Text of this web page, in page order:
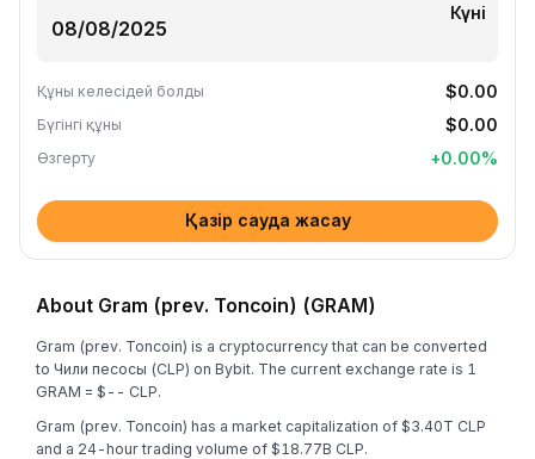
Күні
Құны келесідей болды $0.00
Бүгінгі құны $0.00
Өзгерту +0.00%
Қазір сауда жасау
About Gram (prev. Toncoin) (GRAM)
Gram (prev. Toncoin) is a cryptocurrency that can be converted
to Чили песосы (CLP) on Bybit. The current exchange rate is 1
GRAM = $-- CLP.
Gram (prev. Toncoin) has a market capitalization of $3.40T CLP
and a 24-hour trading volume of $18.77B CLP.